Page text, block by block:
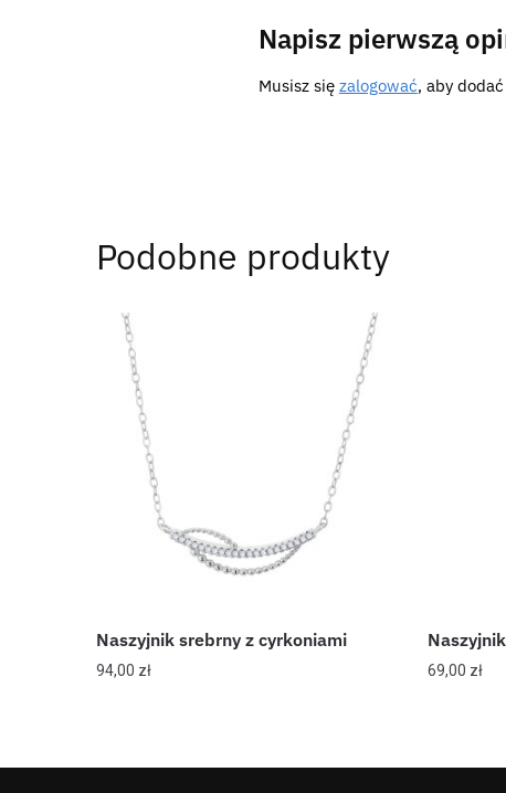
Napisz pierwszą
Musisz się zalogować, aby
Podobne produkty
Naszyjnik srebrny z cyrkoniami
94,00 zł 69,00 zł